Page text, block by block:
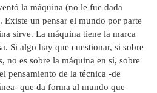
la máquina (no le fue dada
un pensar el mundo por parte
sirve. La máquina tiene la marca
Si algo hay que cuestionar, si sobre
no es sobre la máquina en sí, sobre
pensamiento de la técnica -de
que da forma al mundo que